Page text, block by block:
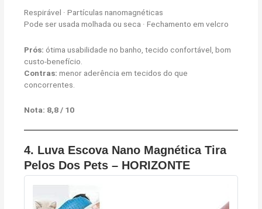
Respirável · Partículas nanomagnéticas
Pode ser usada molhada ou seca · Fechamento em velcro
Prós: ótima usabilidade no banho, tecido confortável, bom
custo-benefício.
Contras: menor aderência em tecidos do que
concorrentes.
Nota: 8,8 / 10
4. Luva Escova Nano Magnética Tira
Pelos Dos Pets – HORIZONTE